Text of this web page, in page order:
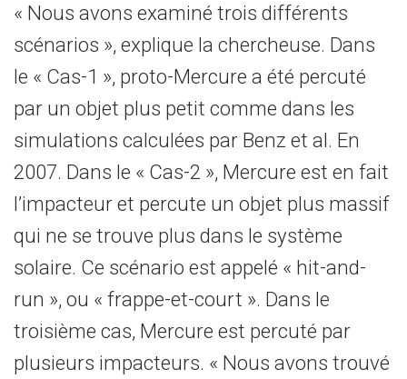
« Nous avons examiné trois différents
scénarios », explique la chercheuse. Dans
le « Cas-1 », proto-Mercure a été percuté
par un objet plus petit comme dans les
simulations calculées par Benz et al. En
2007. Dans le « Cas-2 », Mercure est en fait
l’impacteur et percute un objet plus massif
qui ne se trouve plus dans le système
solaire. Ce scénario est appelé « hit-and-
run », ou « frappe-et-court ». Dans le
troisième cas, Mercure est percuté par
plusieurs impacteurs. « Nous avons trouvé